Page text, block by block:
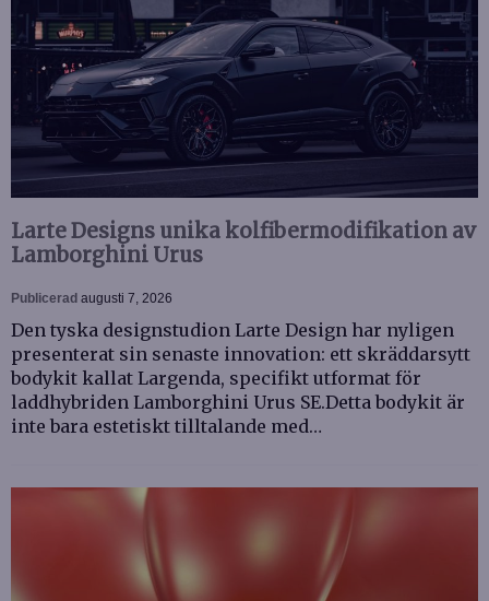
Larte Designs unika kolfibermodifikation av
Lamborghini Urus
Publicerad augusti 7, 2026
Den tyska designstudion Larte Design har nyligen
presenterat sin senaste innovation: ett skräddarsytt
bodykit kallat Largenda, specifikt utformat för
laddhybriden Lamborghini Urus SE.Detta bodykit är
inte bara estetiskt tilltalande med…